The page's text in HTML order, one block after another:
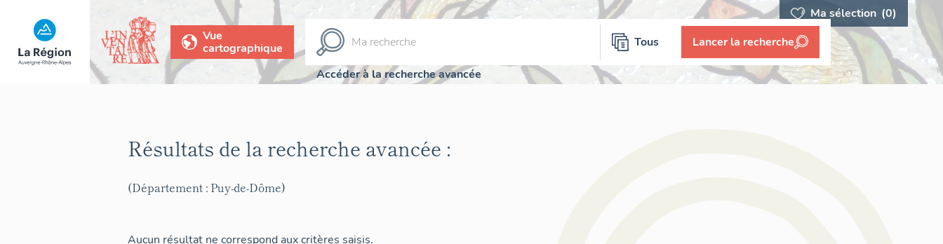
Ma sélection (0)
Vue
cartographique
Tous Lancer la recherche
Accéder à la recherche avancée
Résultats de la recherche avancée :
(Département : Puy-de-Dôme)
Aucun résultat ne correspond aux critères saisis.